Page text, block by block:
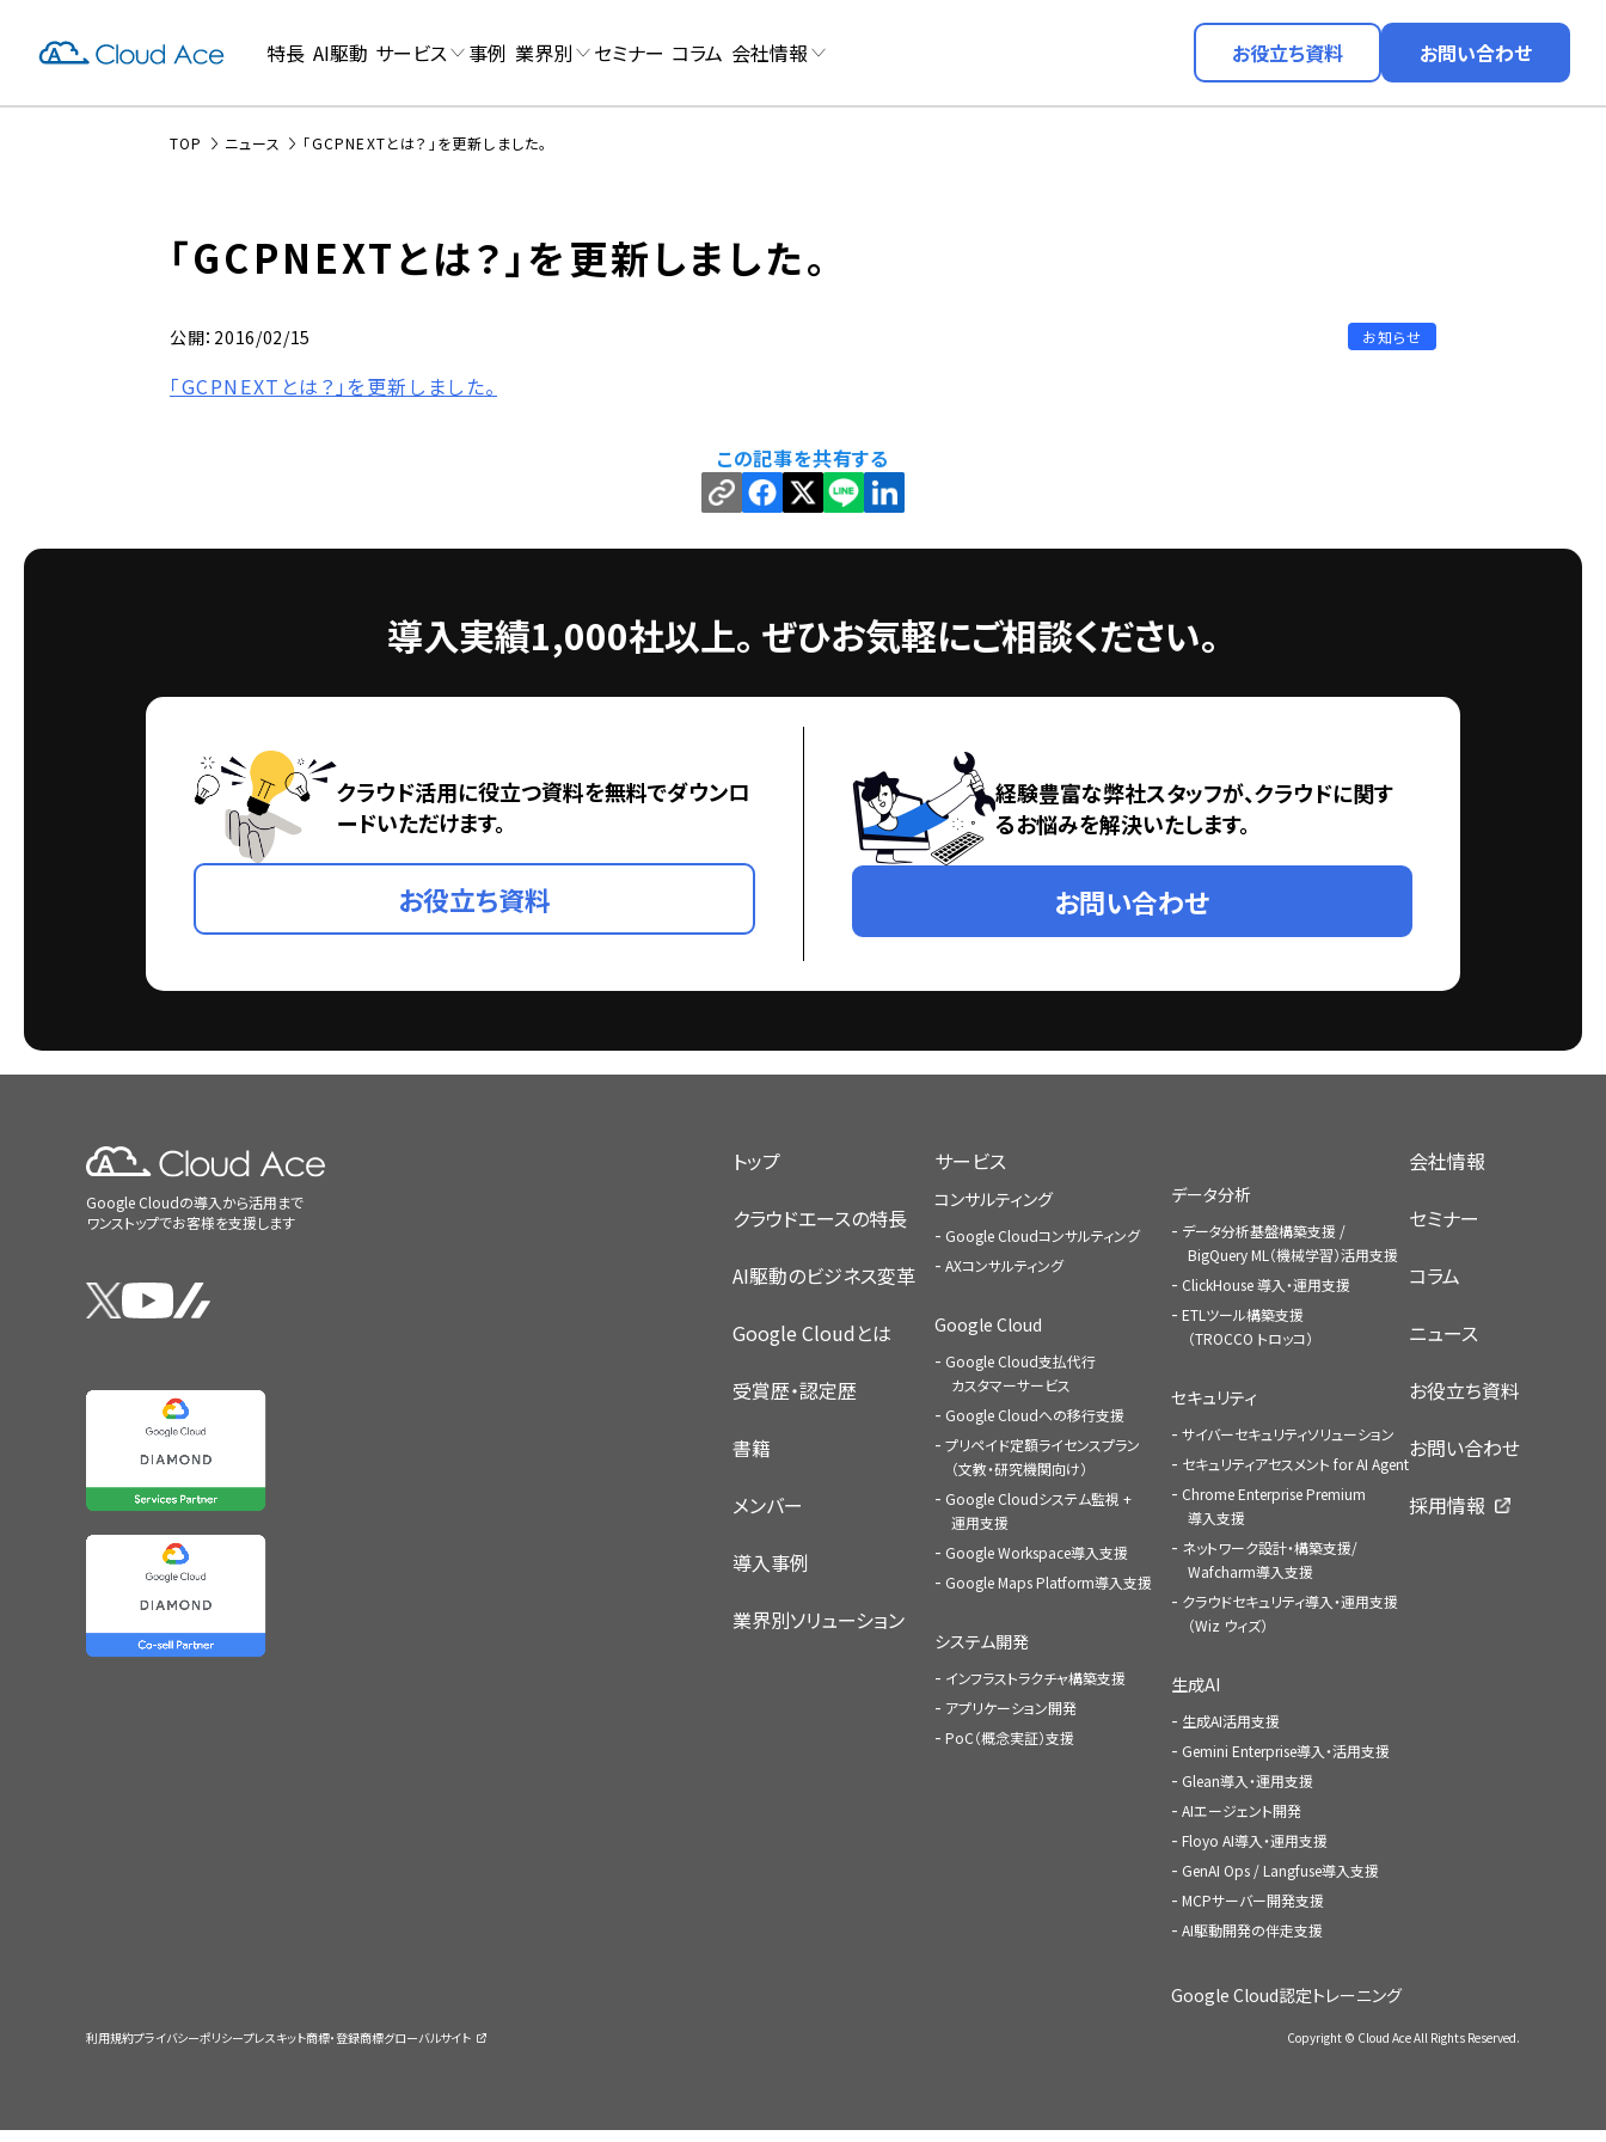
特長 AI駆動 サービス 事例 業界別 セミナー コラム 会社情報 お役立ち資料 お問い合わせ
TOP ニュース 「GCPNEXTとは？」を更新しました。
「GCPNEXTとは？」を更新しました。
公開：2016/02/15 お知らせ
「GCPNEXTとは？」を更新しました。
この記事を共有する
導入実績1,000社以上。 ぜひお気軽にご相談ください。
クラウド活用に役立つ資料を無料でダウンロ
ードいただけます。
お役立ち資料
経験豊富な弊社スタッフが、クラウドに関す
るお悩みを解決いたします。
お問い合わせ
Google Cloudの導入から活用まで
ワンストップでお客様を支援します
トップ
クラウドエースの特長
AI駆動のビジネス変革
Google Cloudとは
受賞歴・認定歴
書籍
メンバー
導入事例
業界別ソリューション
サービス
コンサルティング
Google Cloudコンサルティング
AXコンサルティング
Google Cloud
Google Cloud支払代行
カスタマーサービス
Google Cloudへの移行支援
プリペイド定額ライセンスプラン
（文教・研究機関向け）
Google Cloudシステム監視 +
運用支援
Google Workspace導入支援
Google Maps Platform導入支援
システム開発
インフラストラクチャ構築支援
アプリケーション開発
PoC（概念実証）支援
データ分析
データ分析基盤構築支援 /
BigQuery ML（機械学習）活用支援
ClickHouse 導入・運用支援
ETLツール構築支援
（TROCCO トロッコ）
セキュリティ
サイバーセキュリティソリューション
セキュリティアセスメント for AI Agent
Chrome Enterprise Premium
導入支援
ネットワーク設計・構築支援/
Wafcharm導入支援
クラウドセキュリティ導入・運用支援
（Wiz ウィズ）
生成AI
生成AI活用支援
Gemini Enterprise導入・活用支援
Glean導入・運用支援
AIエージェント開発
Floyo AI導入・運用支援
GenAI Ops / Langfuse導入支援
MCPサーバー開発支援
AI駆動開発の伴走支援
Google Cloud認定トレーニング
会社情報
セミナー
コラム
ニュース
お役立ち資料
お問い合わせ
採用情報
利用規約プライバシーポリシープレスキット商標・登録商標グローバルサイト Copyright © Cloud Ace All Rights Reserved.